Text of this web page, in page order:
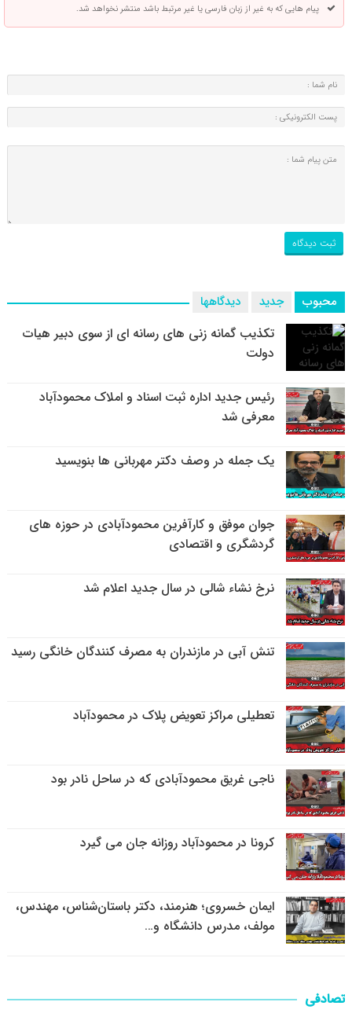
پیام هایی که به غیر از زبان فارسی یا غیر مرتبط باشد منتشر نخواهد شد.
محبوب جدید دیدگاهها
تکذیب گمانه زنی های رسانه ای از سوی دبیر هیات
دولت
رئیس جدید اداره ثبت اسناد و املاک محمودآباد
معرفی شد
یک جمله در وصف دکتر مهربانی ها بنویسید
جوان موفق و کارآفرین محمودآبادی در حوزه های
گردشگری و اقتصادی
نرخ نشاء شالی در سال جدید اعلام شد
تنش آبی در مازندران به مصرف كنندگان خانگی رسيد
تعطیلی مراکز تعویض پلاک در محمودآباد
ناجی غریق محمودآبادی که در ساحل نادر بود
کرونا در محمودآباد روزانه جان می گیرد
ایمان خسروی؛ هنرمند، دکتر باستان‌شناس، مهندس،
مولف، مدرس دانشگاه و…
تصادفی